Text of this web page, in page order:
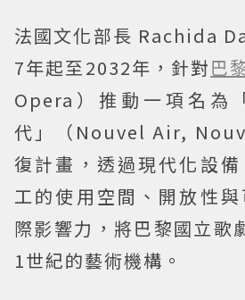
法國文化部長 Rachida
7年起至2032年，針對巴
Opera）推動一項名為
代」（Nouvel Air,
復計畫，透過現代化設
工的使用空間、開放性
際影響力，將巴黎國立歌
1世紀的藝術機構。